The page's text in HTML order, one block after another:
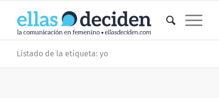
Listado de la etiqueta: yo